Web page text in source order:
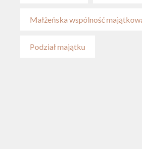
Małżeńska wspólność
Podział majątku